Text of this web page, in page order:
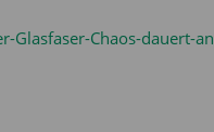
Glasfaser-Chaos-dauert-an